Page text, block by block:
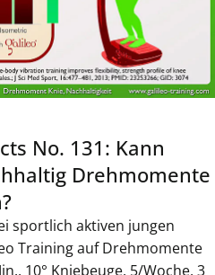
No. 131: Kann
Drehmomente
sportlich aktiven jungen
Training auf Drehmomente
10° Kniebeuge, 5/Woche, 3